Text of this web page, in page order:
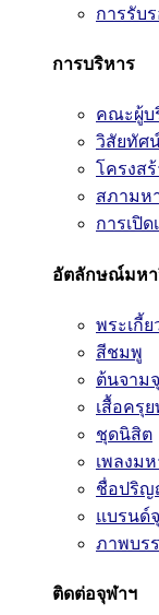
การรับ
การบริหาร
คณะผู้บ
วิสัยทัศ
โครงส
สภามห
การเปิ
อัตลักษณ์มหา
พระเกี้ย
สีชมพู
ต้นจาม
เสื้อครุ
ชุดนิสิต
เพลงม
ชื่อปริญ
แบรนด์
ภาพบร
ติดต่อจุฬาฯ